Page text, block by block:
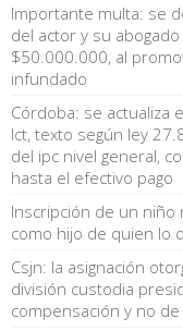
Importante multa: se
del actor y su
$50.000.000, al
infundado
Córdoba: se actualiza
lct, texto según ley
del ipc nivel general,
hasta el efectivo pago
Inscripción de un
como hijo de quien lo
Csjn: la asignación
división custodia
compensación y no